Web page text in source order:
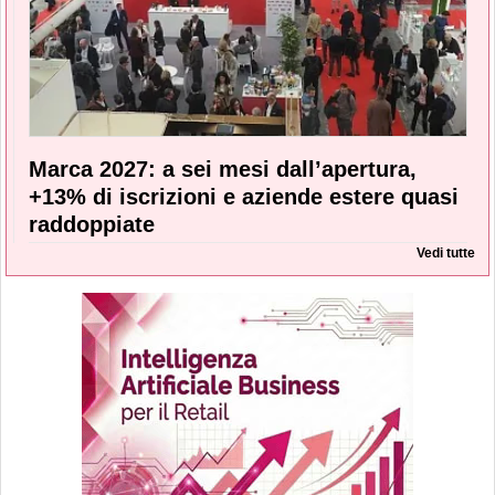
Marca 2027: a sei mesi dall’apertura,
+13% di iscrizioni e aziende estere quasi
raddoppiate
Vedi tutte